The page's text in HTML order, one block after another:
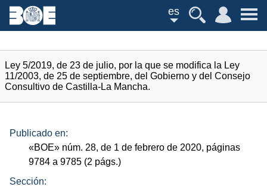
es
Ley 5/2019, de 23 de julio, por la que se modifica la Ley
11/2003, de 25 de septiembre, del Gobierno y del Consejo
Consultivo de Castilla-La Mancha.
Publicado en:
«BOE» núm. 28, de 1 de febrero de 2020, páginas
9784 a 9785 (2 págs.)
Sección: